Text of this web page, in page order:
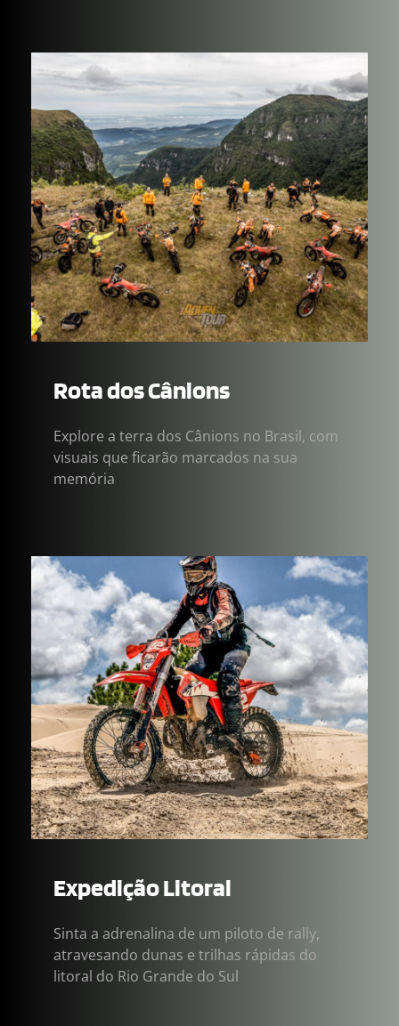
Rota dos Cânions
Explore a terra dos Cânions no Brasil, com
visuais que ficarão marcados na sua
memória
Expedição Litoral
Sinta a adrenalina de um piloto de rally,
atravesando dunas e trilhas rápidas do
litoral do Rio Grande do Sul